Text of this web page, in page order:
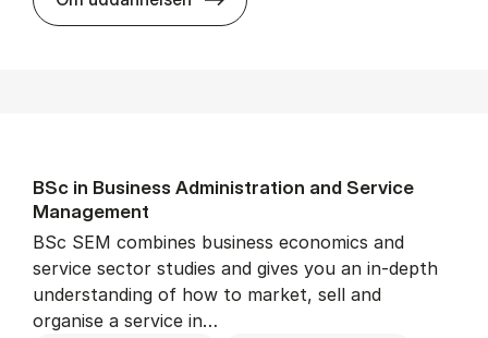
BSc in Busi­ness Ad­min­is­tra­tion and Ser­vice
Man­age­ment
BSc SEM combines business economics and
service sector studies and gives you an in-depth
understanding of how to market, sell and
organise a service in…